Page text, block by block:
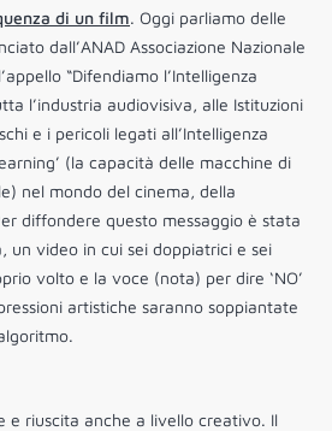
di un film. Oggi parliamo delle
dall’ANAD Associazione Nazionale
“Difendiamo l’Intelligenza
l’industria audiovisiva, alle Istituzioni
e i pericoli legati all’Intelligenza
(la capacità delle macchine di
nel mondo del cinema, della
diffondere questo messaggio è stata
un video in cui sei doppiatrici e sei
volto e la voce (nota) per dire ‘NO’
artistiche saranno soppiantate
e riuscita anche a livello creativo. Il